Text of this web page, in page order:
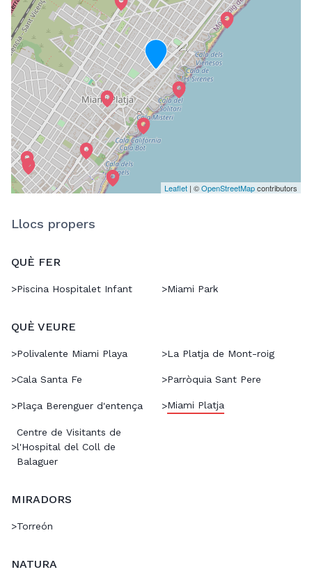
Leaflet | ©OpenStreetMapcontributors
Llocs propers
QUÈ FER
>Piscina Hospitalet Infant >Miami Park
QUÈ VEURE
>Polivalente Miami Playa >La Platja de Mont-roig
>Cala Santa Fe >Parròquia Sant Pere
>Plaça Berenguer d'entença >Miami Platja
>
Centre de Visitants de
l'Hospital del Coll de
Balaguer
MIRADORS
>Torreón
NATURA